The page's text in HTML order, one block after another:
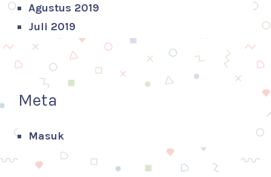
Agustus 2019
Juli 2019
Meta
Masuk